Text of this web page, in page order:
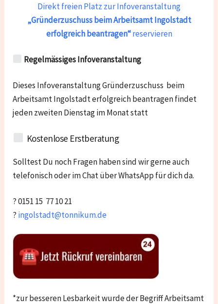
Direkt freien Platz zur Infoveranstaltung
„Gründerzuschuss beim Arbeitsamt Ingolstadt
erfolgreich beantragen“reservieren
Regelmässiges Infoveranstaltung
Dieses Infoveranstaltung Gründerzuschuss beim
Arbeitsamt Ingolstadt erfolgreich beantragen findet
jeden zweiten Dienstag im Monat statt
Kostenlose Erstberatung
Solltest Du noch Fragen haben sind wir gerne auch
telefonisch oder im Chat über WhatsApp für dich da.
? 0151 15 77 10 21
? ingolstadt@tonnikum.de
*zur besseren Lesbarkeit wurde der Begriff Arbeitsamt